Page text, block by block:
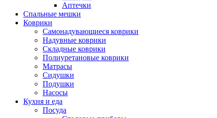
Аптечки
Спальные мешки
Коврики
Самонадувающиеся коврики
Надувные коврики
Складные коврики
Полиуретановые коврики
Матрасы
Сидушки
Подушки
Насосы
Кухня и еда
Посуда